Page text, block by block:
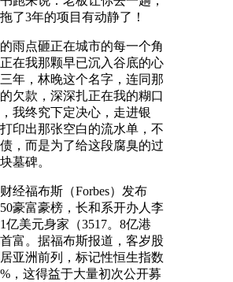
了3年的项目有动静了！
点砸正在城市的每一个角
在我那颗早已沉入谷底的心
三年，林晚这个名字，连同那
欠款，深深扎正在我的糊口
我终究下定决心，走进银
印出那张空白的流水单，不
，而是为了给这段腐臭的过
墓碑。
福布斯（Forbes）发布
豪富豪榜，长和系开办人李
亿美元身家（3517。8亿港
富。据福布斯报道，客岁股
亚洲前列，标记性恒生指数
，这得益于大量初次公开募